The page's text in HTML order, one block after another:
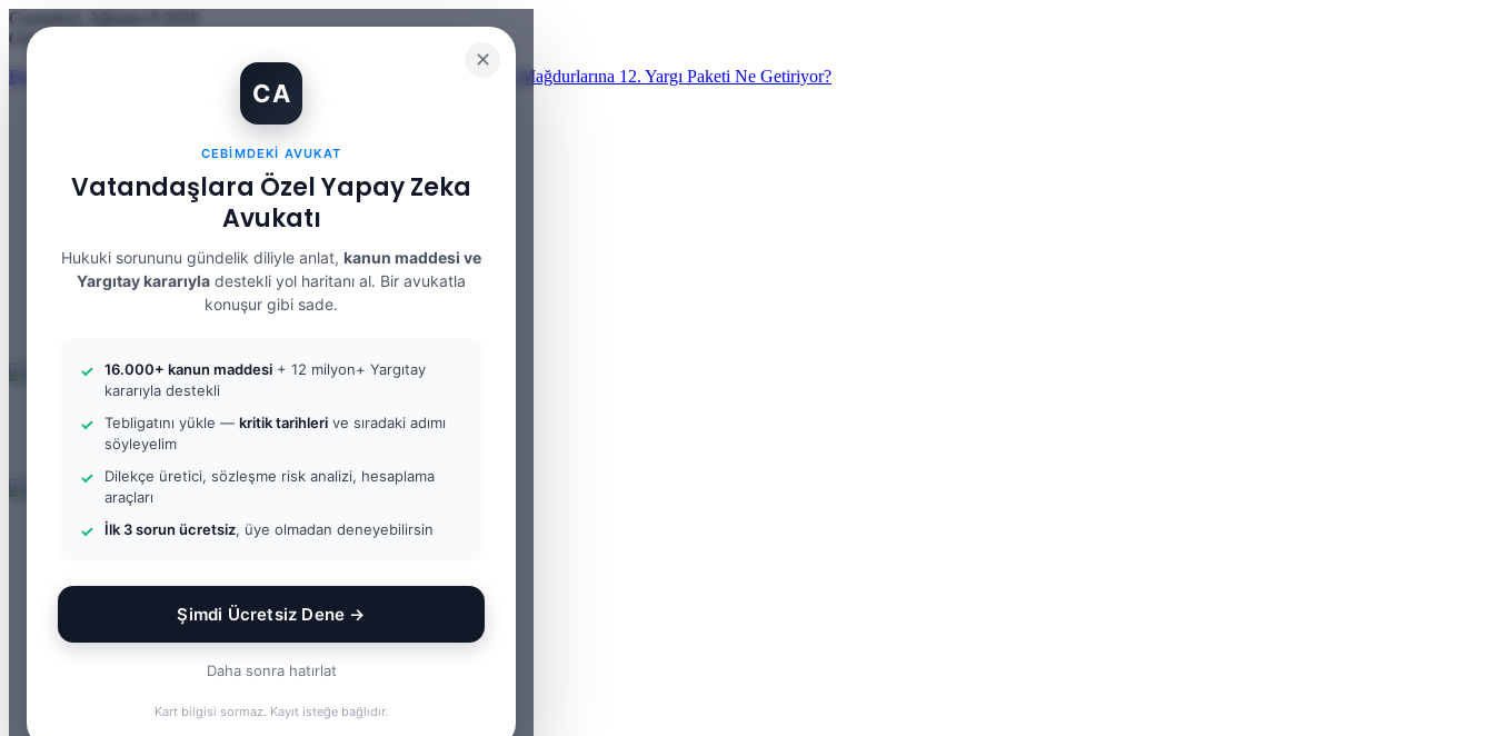
✕
CA
CEBIMDEKI AVUKAT
Vatandaşlara Özel Yapay Zeka
Avukatı
Hukuki sorununu gündelik diliyle anlat, kanun maddesi ve
Yargıtay kararıyla destekli yol haritanı al. Bir avukatla
konuşur gibi sade.
16.000+ kanun maddesi + 12 milyon+ Yargıtay
kararıyla destekli
Tebligatını yükle — kritik tarihleri ve sıradaki adımı
söyleyelim
Dilekçe üretici, sözleşme risk analizi, hesaplama
araçları
İlk 3 sorun ücretsiz, üye olmadan deneyebilirsin
Şimdi Ücretsiz Dene →
Daha sonra hatırlat
Kart bilgisi sormaz. Kayıt isteğe bağlıdır.
Cumartesi, Ağustos 8 2026
Güncel Makale
Banka Hesabımı Dolandırıcılara Kullandırdım, Başıma Ne Gelir? IBAN Mağdurlarına 12. Yargı Paketi Ne Getiriyor?
WhatsApp
Kayıt Ol
Rastgele Makale
Arama yap ...
Kayıt Ol
ANASAYFA
Ceza Hukuku
Gayrimenkul Hukuku
Medeni Hukuku
Tazminat Hukuku
Hap Bilgi